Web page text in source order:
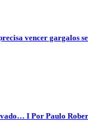
vencer gargalos
I Por Paulo